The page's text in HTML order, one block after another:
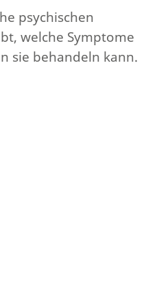
psychischen
welche Symptome
sie behandeln kann.